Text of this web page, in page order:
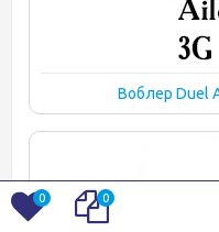
Воблер Duel
0 0